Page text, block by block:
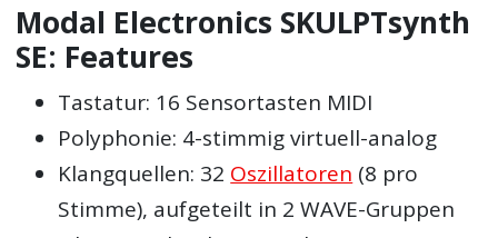
Modal Electronics SKULPTsynth
SE: Features
Tastatur: 16 Sensortasten MIDI
Polyphonie: 4-stimmig virtuell-analog
Klangquellen: 32 Oszillatoren (8 pro
Stimme), aufgeteilt in 2 WAVE-Gruppen